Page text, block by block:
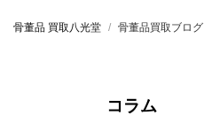
骨董品 買取八光堂 骨董品買取ブログ
コラム